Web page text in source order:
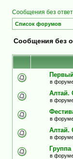
Сообщения без
Список форумов
Сообщения без
в
Алтай.
в
в
Алтай.
в
в